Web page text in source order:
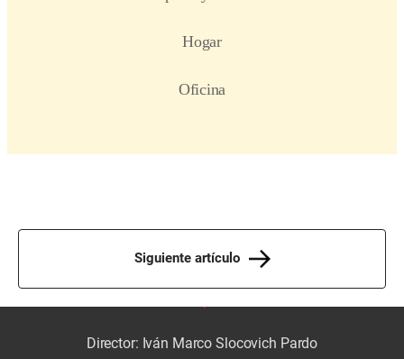
Siguiente artículo
Director: Iván Marco Slocovich Pardo